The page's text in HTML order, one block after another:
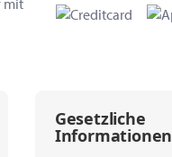
Gesetzliche
Informationen